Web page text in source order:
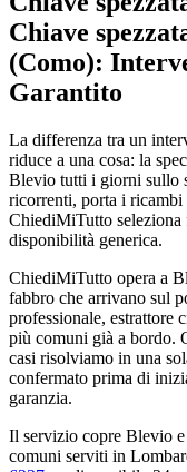
Chiave
(Como):
Garantito
La differenza tra un
riduce a una cosa: la
Blevio tutti i giorni sullo
ricorrenti, porta i
ChiediMiTutto seleziona
disponibilità generica.
ChiediMiTutto opera a
fabbro che arrivano sul
professionale, estrattore
più comuni già a bordo.
casi risolviamo in una
confermato prima di
garanzia.
Il servizio copre Blevio
comuni serviti in